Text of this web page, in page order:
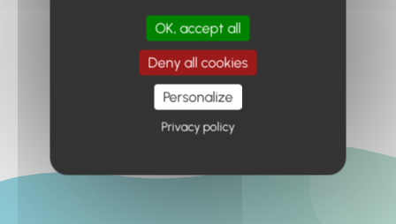
Retour à l'accueil
OK, accept all
Deny all cookies
Personalize
Privacy policy